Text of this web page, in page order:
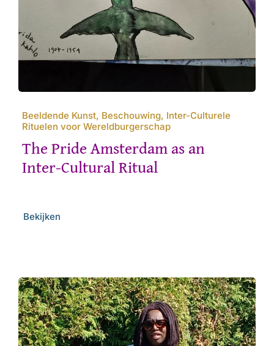
Beeldende Kunst, Beschouwing, Inter-Culturele
Rituelen voor Wereldburgerschap
The Pride Amsterdam as an
Inter-Cultural Ritual
Bekijken